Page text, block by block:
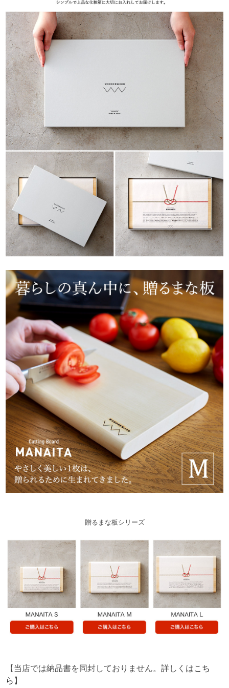
贈るまな板シリーズ
【当店では納品書を同封しておりません。詳しくはこち
ら 】